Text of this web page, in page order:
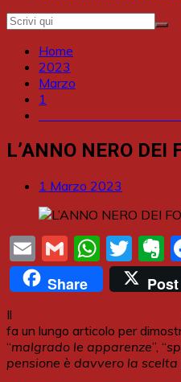
Home
2023
Marzo
1
L’ANNO NERO DEI
1 Marzo 2023
EmailGmail
Share Post
Il
fa un lungo articolo per
“malgrado le apparenze”, “
pensione è davvero la